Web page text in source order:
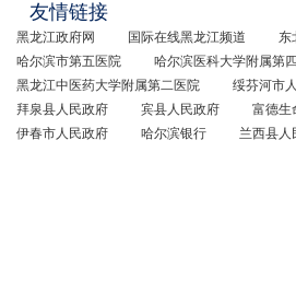
友情链接
黑龙江政府网 国际在线黑龙江频道 东
哈尔滨市第五医院
哈尔滨医科大学附属第
黑龙江中医药大学附属第二医院
绥芬河市
拜泉县人民政府
宾县人民政府 富德生
伊春市人民政府
哈尔滨银行 兰西县人